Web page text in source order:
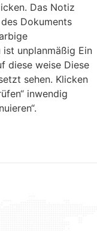
Das Notiz
Dokuments
ist unplanmäßig Ein
diese weise Diese
sehen. Klicken
inwendig